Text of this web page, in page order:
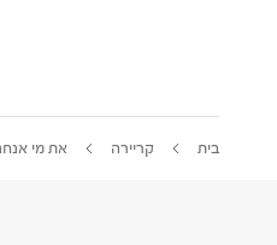
בית קריירה את מי